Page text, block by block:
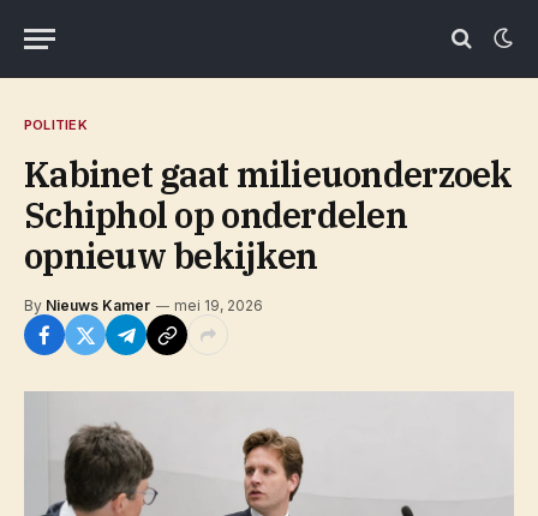
POLITIEK
Kabinet gaat milieuonderzoek
Schiphol op onderdelen
opnieuw bekijken
By Nieuws Kamer mei 19, 2026